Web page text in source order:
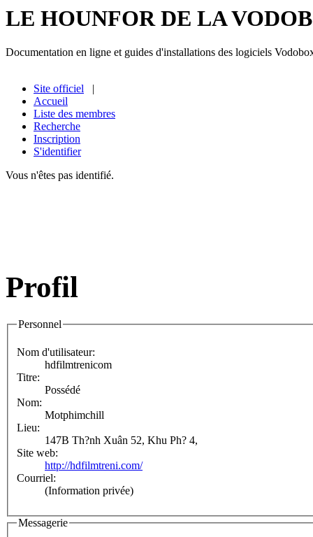
LE HOUNFOR DE LA
Documentation en ligne et guides d'installations des logiciels
Site officiel |
Accueil
Liste des membres
Recherche
Inscription
S'identifier
Vous n'êtes pas identifié.
Profil
Personnel
Nom d'utilisateur:
hdfilmtrenicom
Titre:
Possédé
Nom:
Motphimchill
Lieu:
147B Th?nh Xuân 52, Khu Ph? 4,
Site web:
http://hdfilmtreni.com/
Courriel:
(Information privée)
Messagerie